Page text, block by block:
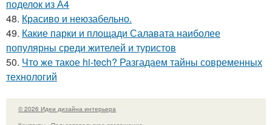
поделок из А4
48. Красиво и неюзабельно.
49. Какие парки и площади Салавата наиболее
популярны среди жителей и туристов
50. Что же такое hi-tech? Разгадаем тайны современных
технологий
© 2026 Идеи дизайна интерьера